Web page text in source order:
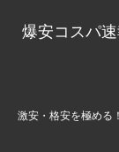
爆安コスパ
激安・格安を極める